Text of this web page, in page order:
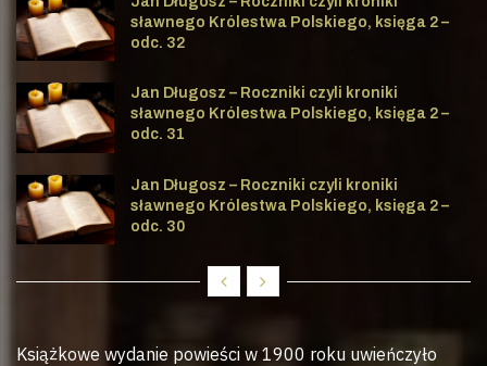
sławnego Królestwa Polskiego, księga 2 –
odc. 32
Jan Długosz – Roczniki czyli kroniki
sławnego Królestwa Polskiego, księga 2 –
odc. 31
Jan Długosz – Roczniki czyli kroniki
sławnego Królestwa Polskiego, księga 2 –
odc. 30
Książkowe wydanie powieści w 1900 roku uwieńczyło